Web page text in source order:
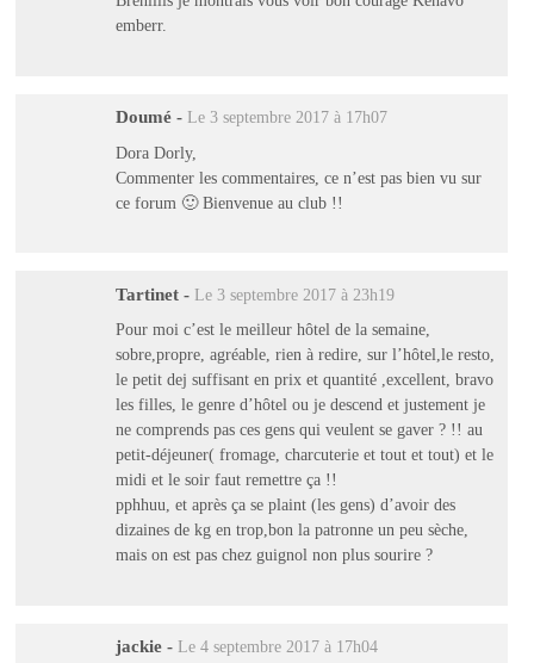
emberr.
Doumé - Le 3 septembre 2017 à 17h07
Dora Dorly,
Commenter les commentaires, ce n’est pas bien vu sur
ce forum 🙂 Bienvenue au club !!
Tartinet - Le 3 septembre 2017 à 23h19
Pour moi c’est le meilleur hôtel de la semaine,
sobre,propre, agréable, rien à redire, sur l’hôtel,le resto,
le petit dej suffisant en prix et quantité ,excellent, bravo
les filles, le genre d’hôtel ou je descend et justement je
ne comprends pas ces gens qui veulent se gaver ? !! au
petit-déjeuner( fromage, charcuterie et tout et tout) et le
midi et le soir faut remettre ça !!
pphhuu, et après ça se plaint (les gens) d’avoir des
dizaines de kg en trop,bon la patronne un peu sèche,
mais on est pas chez guignol non plus sourire ?
jackie - Le 4 septembre 2017 à 17h04